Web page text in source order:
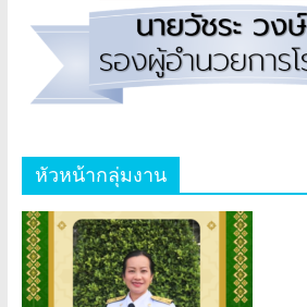
หัวหน้ากลุ่มงาน